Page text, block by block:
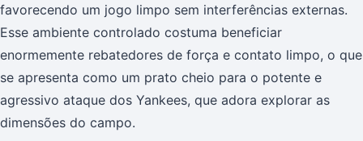
favorecendo um jogo limpo sem interferências externas.
Esse ambiente controlado costuma beneficiar
enormemente rebatedores de força e contato limpo, o que
se apresenta como um prato cheio para o potente e
agressivo ataque dos Yankees, que adora explorar as
dimensões do campo.